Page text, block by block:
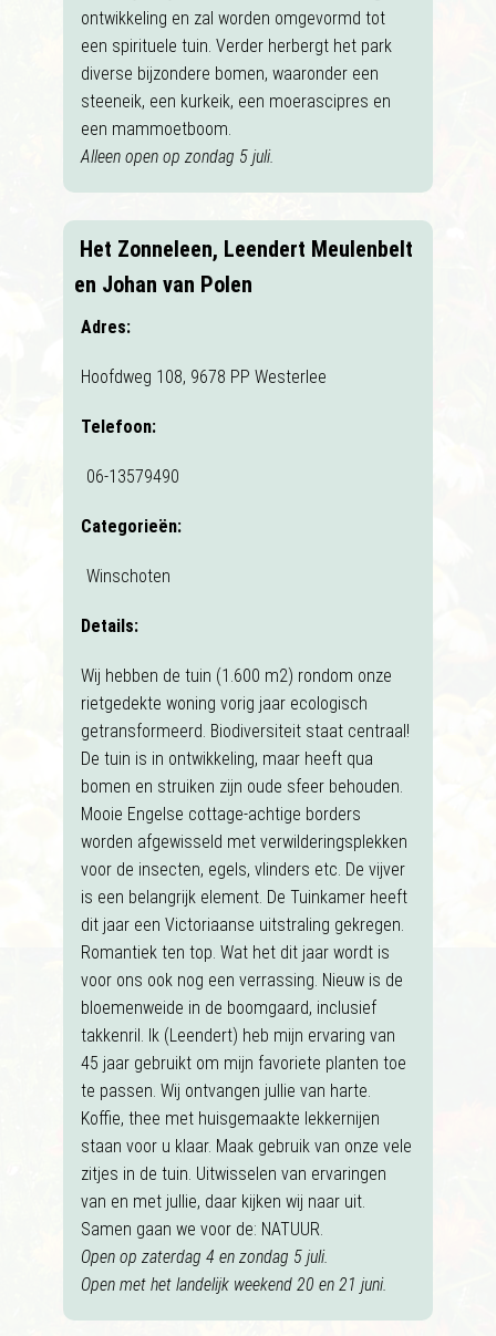
ontwikkeling en zal worden omgevormd tot
een spirituele tuin. Verder herbergt het park
diverse bijzondere bomen, waaronder een
steeneik, een kurkeik, een moerascipres en
een mammoetboom.
Alleen open op zondag 5 juli.
Het Zonneleen, Leendert Meulenbelt
en Johan van Polen
Adres:
Hoofdweg 108, 9678 PP Westerlee
Telefoon:
06-13579490
Categorieën:
Winschoten
Details:
Wij hebben de tuin (1.600 m2) rondom onze
rietgedekte woning vorig jaar ecologisch
getransformeerd. Biodiversiteit staat centraal!
De tuin is in ontwikkeling, maar heeft qua
bomen en struiken zijn oude sfeer behouden.
Mooie Engelse cottage-achtige borders
worden afgewisseld met verwilderingsplekken
voor de insecten, egels, vlinders etc. De vijver
is een belangrijk element. De Tuinkamer heeft
dit jaar een Victoriaanse uitstraling gekregen.
Romantiek ten top. Wat het dit jaar wordt is
voor ons ook nog een verrassing. Nieuw is de
bloemenweide in de boomgaard, inclusief
takkenril. Ik (Leendert) heb mijn ervaring van
45 jaar gebruikt om mijn favoriete planten toe
te passen. Wij ontvangen jullie van harte.
Koffie, thee met huisgemaakte lekkernijen
staan voor u klaar. Maak gebruik van onze vele
zitjes in de tuin. Uitwisselen van ervaringen
van en met jullie, daar kijken wij naar uit.
Samen gaan we voor de: NATUUR.
Open op zaterdag 4 en zondag 5 juli.
Open met het landelijk weekend 20 en 21 juni.